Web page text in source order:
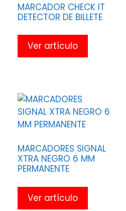
MARCADOR CHECK IT
DETECTOR DE BILLETE
Ver artículo
MARCADORES SIGNAL
XTRA NEGRO 6 MM
PERMANENTE
Ver artículo